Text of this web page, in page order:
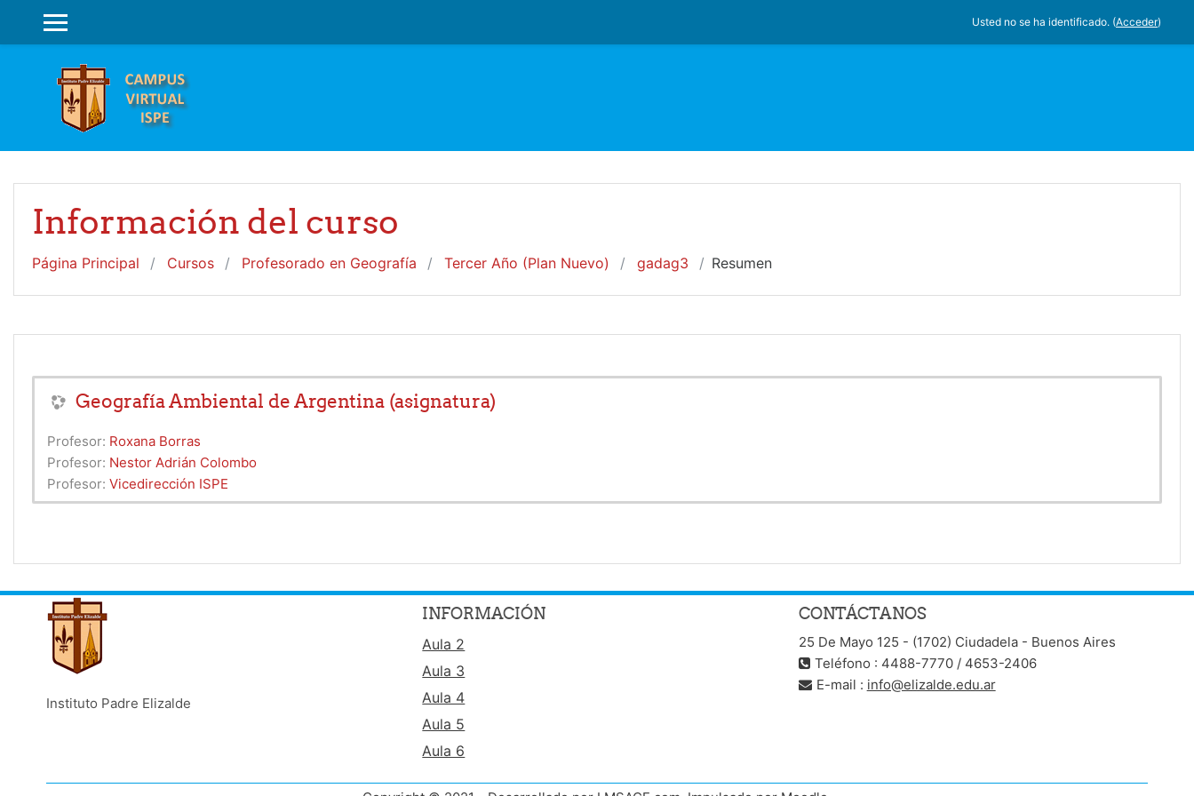
PANEL LATERAL
Usted no se ha identificado. (Acceder)
Información del curso
Página Principal Cursos Profesorado en Geografía Tercer Año (Plan Nuevo) gadag3 Resumen
Geografía Ambiental de Argentina (asignatura)
Profesor: Roxana Borras
Profesor: Nestor Adrián Colombo
Profesor: Vicedirección ISPE
Instituto Padre Elizalde
INFORMACIÓN
Aula 2
Aula 3
Aula 4
Aula 5
Aula 6
CONTÁCTANOS
25 De Mayo 125 - (1702) Ciudadela - Buenos Aires
Teléfono : 4488-7770 / 4653-2406
E-mail : info@elizalde.edu.ar